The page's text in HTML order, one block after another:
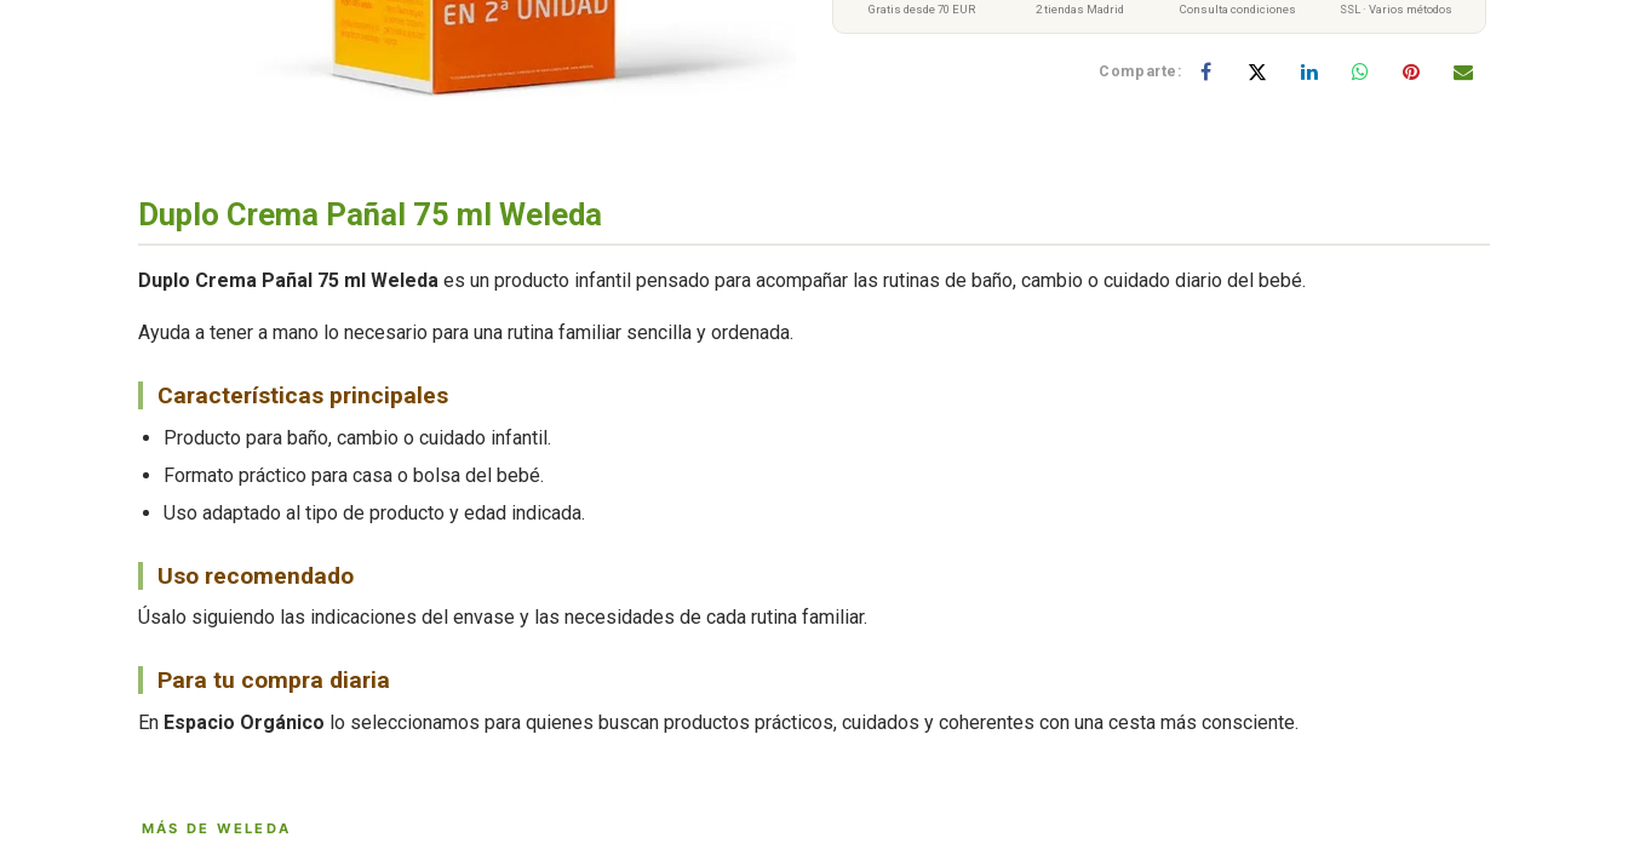
Gratis desde 70 EUR 2 tiendas Madrid Consulta condiciones SSL · Varios métodos
Comparte:
Duplo Crema Pañal 75 ml Weleda
Duplo Crema Pañal 75 ml Weleda es un producto infantil pensado para acompañar las rutinas de baño, cambio o cuidado diario del bebé.
Ayuda a tener a mano lo necesario para una rutina familiar sencilla y ordenada.
Características principales
Producto para baño, cambio o cuidado infantil.
Formato práctico para casa o bolsa del bebé.
Uso adaptado al tipo de producto y edad indicada.
Uso recomendado
Úsalo siguiendo las indicaciones del envase y las necesidades de cada rutina familiar.
Para tu compra diaria
En Espacio Orgánico lo seleccionamos para quienes buscan productos prácticos, cuidados y coherentes con una cesta más consciente.
MÁS DE WELEDA